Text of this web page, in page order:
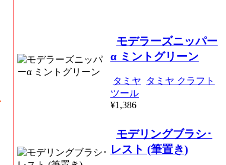
モデラーズニッパー
α ミントグリーン
タミヤ
タミヤ クラフト
ツール
¥1,386
モデリングブラシ･
レスト (筆置き)